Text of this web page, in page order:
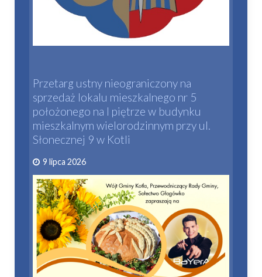
Przetarg ustny nieograniczony na
sprzedaż lokalu mieszkalnego nr 5
położonego na I piętrze w budynku
mieszkalnym wielorodzinnym przy ul.
Słonecznej 9 w Kotli
9 lipca 2026